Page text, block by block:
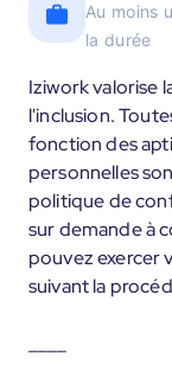
Au moins
la durée
Iziwork valorise
l'inclusion.
fonction des
personnelles
politique de
sur demande à
pouvez exercer
suivant la